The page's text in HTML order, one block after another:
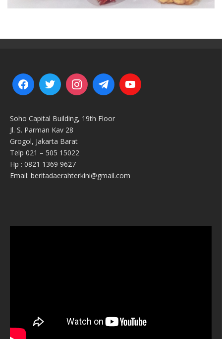
Soho Capital Building, 19th Floor
Jl. S. Parman Kav 28
Grogol, Jakarta Barat
Telp 021 – 505 15022
Hp : 0821 1369 9627
Email: beritadaerahterkini@gmail.com